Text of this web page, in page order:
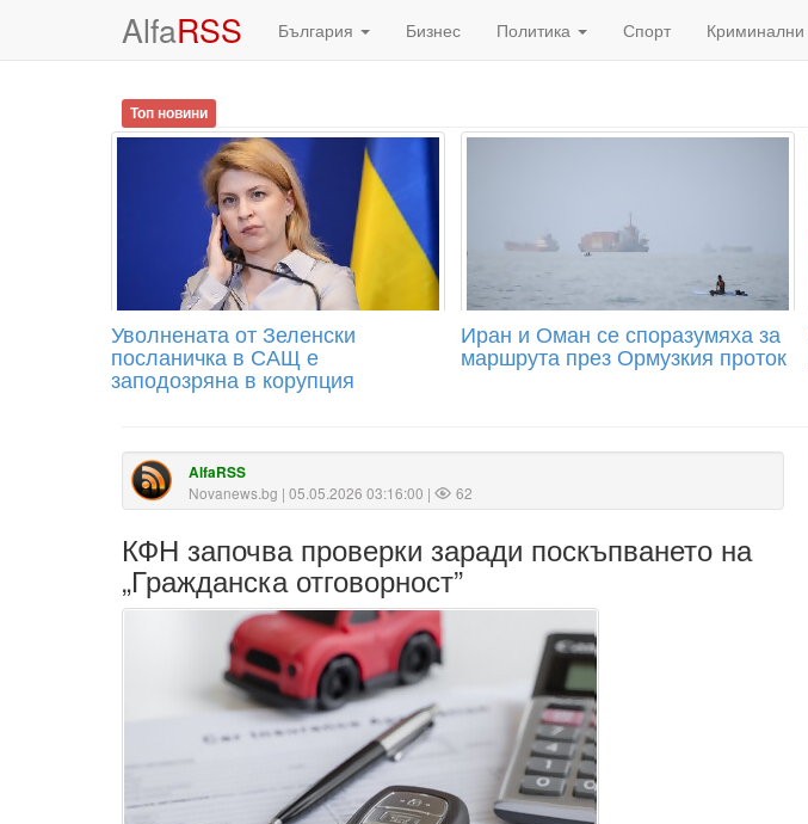
AlfaRSS България Бизнес Политика Спорт Криминални
Топ новини
Уволнената от Зеленски
посланичка в САЩ е
заподозряна в корупция
Иран и Оман се споразумяха за
маршрута през Ормузкия проток
AlfaRSS
Novanews.bg | 05.05.2026 03:16:00 | 62
КФН започва проверки заради поскъпването на
„Гражданска отговорност”